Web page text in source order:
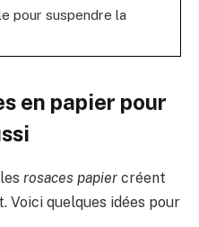
pour suspendre la
en papier pour
rosaces papier créent
Voici quelques idées pour